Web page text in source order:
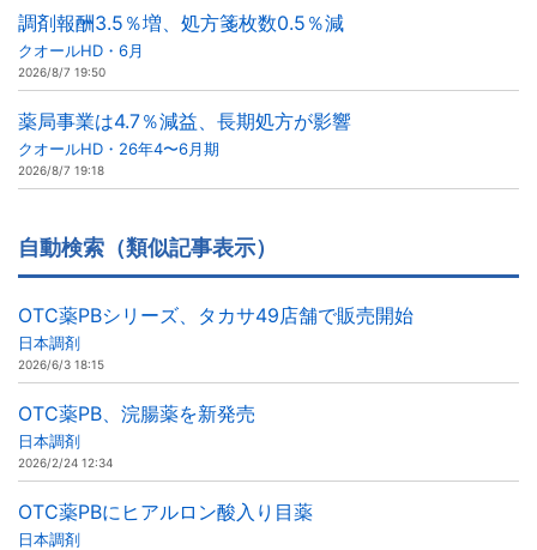
調剤報酬3.5％増、処方箋枚数0.5％減
クオールHD・6月
2026/8/7 19:50
薬局事業は4.7％減益、長期処方が影響
クオールHD・26年4〜6月期
2026/8/7 19:18
自動検索（類似記事表示）
OTC薬PBシリーズ、タカサ49店舗で販売開始
日本調剤
2026/6/3 18:15
OTC薬PB、浣腸薬を新発売
日本調剤
2026/2/24 12:34
OTC薬PBにヒアルロン酸入り目薬
日本調剤